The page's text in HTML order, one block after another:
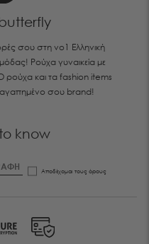
σου στη νο1 Ελληνική
μόδας! Ρούχα γυναικεία με
ρούχα και τα fashion items
σου brand!
know
Αποδέχομαι τους όρους